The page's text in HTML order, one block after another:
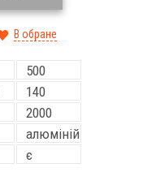
В обране
500
140
2000
алюміній
є